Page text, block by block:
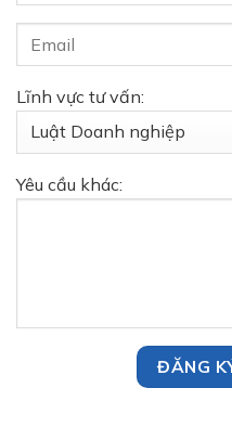
Lĩnh vực tư vấn:
Yêu cầu khác: